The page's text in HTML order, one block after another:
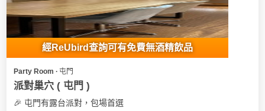
經ReUbird查詢可有免費無酒精飲品
Party Room ∙ 屯門
派對巢穴 ( 屯門 )
🎉 屯門有露台派對，包場首選